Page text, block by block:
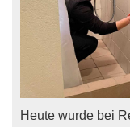
Heute wurde bei